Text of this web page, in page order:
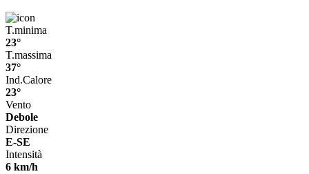
T.minima
23°
T.massima
37°
Ind.Calore
23°
Vento
Debole
Direzione
E-SE
Intensità
6 km/h